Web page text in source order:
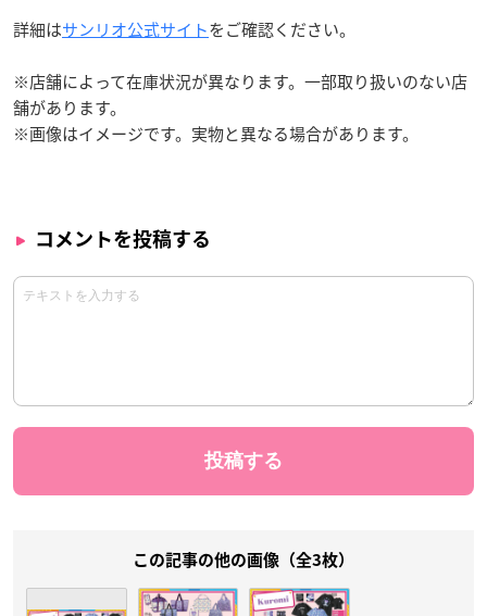
詳細はサンリオ公式サイトをご確認ください。
※店舗によって在庫状況が異なります。一部取り扱いのない店
舗があります。
※画像はイメージです。実物と異なる場合があります。
コメントを投稿する
この記事の他の画像（全3枚）